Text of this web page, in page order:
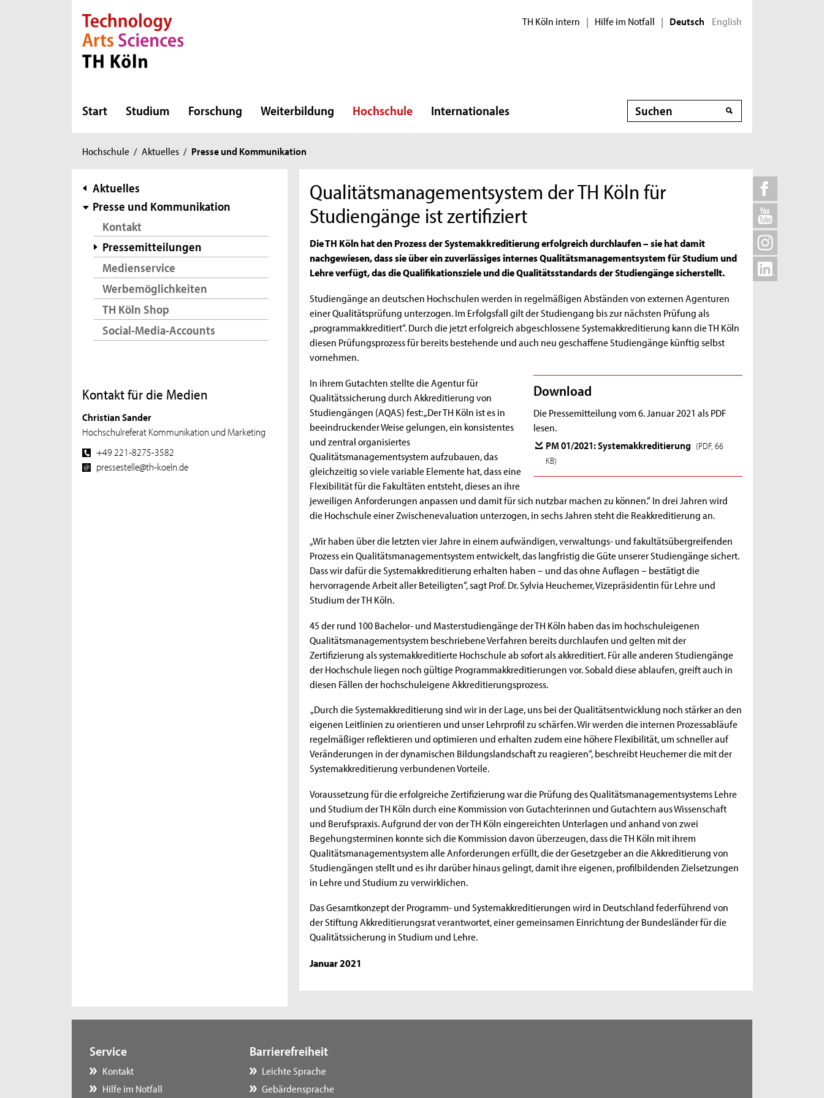
Direkt zur Hauptnavigation
Direkt zur Subnavigation
Direkt zum Inhalt
Direkt zum Fußbereich TH Köln intern | Hilfe im Notfall | Deutsch English
Start Studium Forschung Weiterbildung Hochschule Internationales Suche
Sie
hier:
Hochschule / Aktuelles / Presse und Kommunikation
Subnavigation
Aktuelles
Presse und Kommunikation
Kontakt
Pressemitteilungen
Medienservice
Werbemöglichkeiten
TH Köln Shop
Social-Media-Accounts
Kontakt für die Medien
Christian Sander
Hochschulreferat Kommunikation und Marketing
+49 221-8275-3582
pressestelle@th-koeln.de
Qualitätsmanagementsystem der TH Köln für
Studiengänge ist zertifiziert
Die TH Köln hat den Prozess der Systemakkreditierung erfolgreich durchlaufen – sie hat damit
nachgewiesen, dass sie über ein zuverlässiges internes Qualitätsmanagementsystem für Studium und
Lehre verfügt, das die Qualifikationsziele und die Qualitätsstandards der Studiengänge sicherstellt.
Studiengänge an deutschen Hochschulen werden in regelmäßigen Abständen von externen Agenturen
einer Qualitätsprüfung unterzogen. Im Erfolgsfall gilt der Studiengang bis zur nächsten Prüfung als
„programmakkreditiert“. Durch die jetzt erfolgreich abgeschlossene Systemakkreditierung kann die TH Köln
diesen Prüfungsprozess für bereits bestehende und auch neu geschaffene Studiengänge künftig selbst
vornehmen.
Download
Die Pressemitteilung vom 6. Januar 2021 als PDF
lesen.
PM 01/2021: Systemakkreditierung (PDF, 66
KB)
In ihrem Gutachten stellte die Agentur für
Qualitätssicherung durch Akkreditierung von
Studiengängen (AQAS) fest: „Der TH Köln ist es in
beeindruckender Weise gelungen, ein konsistentes
und zentral organisiertes
Qualitätsmanagementsystem aufzubauen, das
gleichzeitig so viele variable Elemente hat, dass eine
Flexibilität für die Fakultäten entsteht, dieses an ihre
jeweiligen Anforderungen anpassen und damit für sich nutzbar machen zu können.“ In drei Jahren wird
die Hochschule einer Zwischenevaluation unterzogen, in sechs Jahren steht die Reakkreditierung an.
„Wir haben über die letzten vier Jahre in einem aufwändigen, verwaltungs- und fakultätsübergreifenden
Prozess ein Qualitätsmanagementsystem entwickelt, das langfristig die Güte unserer Studiengänge sichert.
Dass wir dafür die Systemakkreditierung erhalten haben – und das ohne Auflagen – bestätigt die
hervorragende Arbeit aller Beteiligten“, sagt Prof. Dr. Sylvia Heuchemer, Vizepräsidentin für Lehre und
Studium der TH Köln.
45 der rund 100 Bachelor- und Masterstudiengänge der TH Köln haben das im hochschuleigenen
Qualitätsmanagementsystem beschriebene Verfahren bereits durchlaufen und gelten mit der
Zertifizierung als systemakkreditierte Hochschule ab sofort als akkreditiert. Für alle anderen Studiengänge
der Hochschule liegen noch gültige Programmakkreditierungen vor. Sobald diese ablaufen, greift auch in
diesen Fällen der hochschuleigene Akkreditierungsprozess.
„Durch die Systemakkreditierung sind wir in der Lage, uns bei der Qualitätsentwicklung noch stärker an den
eigenen Leitlinien zu orientieren und unser Lehrprofil zu schärfen. Wir werden die internen Prozessabläufe
regelmäßiger reflektieren und optimieren und erhalten zudem eine höhere Flexibilität, um schneller auf
Veränderungen in der dynamischen Bildungslandschaft zu reagieren“, beschreibt Heuchemer die mit der
Systemakkreditierung verbundenen Vorteile.
Voraussetzung für die erfolgreiche Zertifizierung war die Prüfung des Qualitätsmanagementsystems Lehre
und Studium der TH Köln durch eine Kommission von Gutachterinnen und Gutachtern aus Wissenschaft
und Berufspraxis. Aufgrund der von der TH Köln eingereichten Unterlagen und anhand von zwei
Begehungsterminen konnte sich die Kommission davon überzeugen, dass die TH Köln mit ihrem
Qualitätsmanagementsystem alle Anforderungen erfüllt, die der Gesetzgeber an die Akkreditierung von
Studiengängen stellt und es ihr darüber hinaus gelingt, damit ihre eigenen, profilbildenden Zielsetzungen
in Lehre und Studium zu verwirklichen.
Das Gesamtkonzept der Programm- und Systemakkreditierungen wird in Deutschland federführend von
der Stiftung Akkreditierungsrat verantwortet, einer gemeinsamen Einrichtung der Bundesländer für die
Qualitätssicherung in Studium und Lehre.
Januar 2021
Service
Kontakt
Hilfe im Notfall
Barrierefreiheit
Leichte Sprache
Gebärdensprache